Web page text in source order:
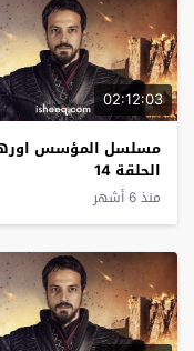
02:12:03
مسلسل المؤسس
الحلقة 14
منذ 6 أشهر